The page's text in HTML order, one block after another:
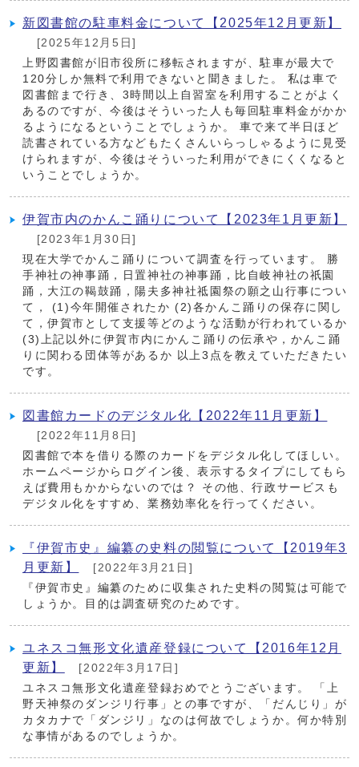
新図書館の駐車料金について【2025年12月更新】
[2025年12月5日]
上野図書館が旧市役所に移転されますが、駐車が最大で
120分しか無料で利用できないと聞きました。 私は車で
図書館まで行き、3時間以上自習室を利用することがよく
あるのですが、今後はそういった人も毎回駐車料金がかか
るようになるということでしょうか。 車で来て半日ほど
読書されている方などもたくさんいらっしゃるように見受
けられますが、今後はそういった利用ができにくくなると
いうことでしょうか。
伊賀市内のかんこ踊りについて【2023年1月更新】
[2023年1月30日]
現在大学でかんこ踊りについて調査を行っています。 勝
手神社の神事踊，日置神社の神事踊，比自岐神社の祇園
踊，大江の鞨鼓踊，陽夫多神社祗園祭の願之山行事につい
て， (1)今年開催されたか (2)各かんこ踊りの保存に関し
て，伊賀市として支援等どのような活動が行われているか
(3)上記以外に伊賀市内にかんこ踊りの伝承や，かんこ踊
りに関わる団体等があるか 以上3点を教えていただきたい
です。
図書館カードのデジタル化【2022年11月更新】
[2022年11月8日]
図書館で本を借りる際のカードをデジタル化してほしい。
ホームページからログイン後、表示するタイプにしてもら
えば費用もかからないのでは？ その他、行政サービスも
デジタル化をすすめ、業務効率化を行ってください。
『伊賀市史』編纂の史料の閲覧について【2019年3
月更新】
[2022年3月21日]
『伊賀市史』編纂のために収集された史料の閲覧は可能で
しょうか。目的は調査研究のためです。
ユネスコ無形文化遺産登録について【2016年12月
更新】
[2022年3月17日]
ユネスコ無形文化遺産登録おめでとうございます。 「上
野天神祭のダンジリ行事」との事ですが、「だんじり」が
カタカナで「ダンジリ」なのは何故でしょうか。何か特別
な事情があるのでしょうか。